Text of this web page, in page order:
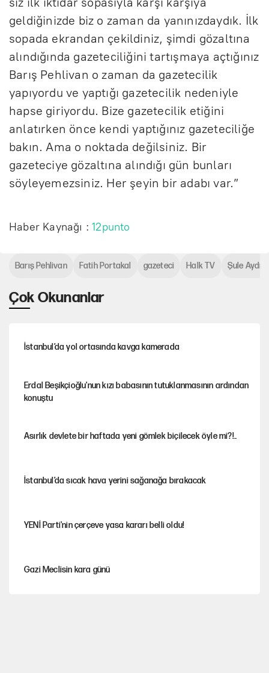
geldiğinizde biz o zaman da yanınızdaydık. İlk
sopada ekrandan çekildiniz, şimdi gözaltına
alındığında gazeteciliğini tartışmaya açtığınız
Barış Pehlivan o zaman da gazetecilik
yapıyordu ve yaptığı gazetecilik nedeniyle
hapse giriyordu. Bize gazetecilik etiğini
anlatırken önce kendi yaptığınız gazeteciliğe
bakın. Ama o noktada değilsiniz. Bir
gazeteciye gözaltına alındığı gün bunları
söyleyemezsiniz. Her şeyin bir adabı var.”
Haber Kaynağı :12punto
Çok Okunanlar
İstanbul’da yol ortasında kavga kamerada
Erdal Beşikçioğlu'nun kızı babasının tutuklanmasının ardından
konuştu
Asırlık devlete bir haftada yeni gömlek biçilecek öyle mi?!..
İstanbul’da sıcak hava yerini sağanağa bırakacak
YENİ Parti'nin çerçeve yasa kararı belli oldu!
Gazi Meclisin kara günü
Barış Pehlivan Fatih Portakal gazeteci Halk TV Şule Aydın